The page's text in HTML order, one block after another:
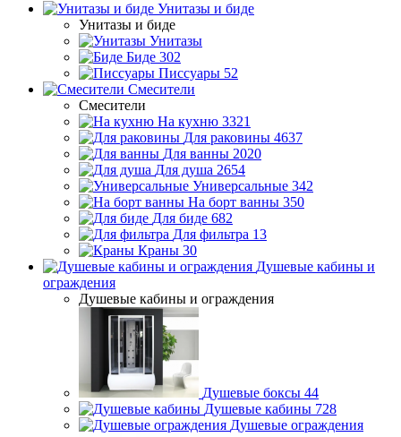
Унитазы и биде
Унитазы и биде
Унитазы
Биде 302
Писсуары 52
Смесители
Смесители
На кухню 3321
Для раковины 4637
Для ванны 2020
Для душа 2654
Универсальные 342
На борт ванны 350
Для биде 682
Для фильтра 13
Краны 30
Душевые кабины и
ограждения
Душевые кабины и ограждения
Душевые боксы 44
Душевые кабины 728
Душевые ограждения